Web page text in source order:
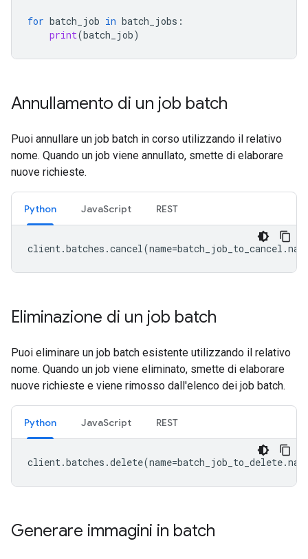
for batch_job in batch_jobs :
print(batch_job)
Annullamento di un job batch
Puoi annullare un job batch in corso utilizzando il relativo
nome. Quando un job viene annullato, smette di elaborare
nuove richieste.
Python JavaScript REST
client.batches .cancel(name=batch_job_to_cancel .
Eliminazione di un job batch
Puoi eliminare un job batch esistente utilizzando il relativo
nome. Quando un job viene eliminato, smette di elaborare
nuove richieste e viene rimosso dall'elenco dei job batch.
Python JavaScript REST
client.batches .delete(name=batch_job_to_delete.
Generare immagini in batch